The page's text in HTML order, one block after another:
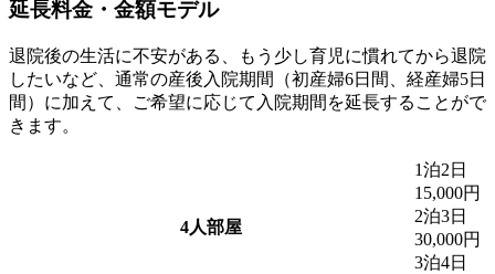
延長料金・金額モデル
退院後の⽣活に不安がある、もう少し育児に慣れてから退院
したいなど、通常の産後⼊院期間（初産婦6日間、経産婦5日
間）に加えて、ご希望に応じて⼊院期間を延⻑することがで
きます。
4人部屋
1泊2日
15,000円
2泊3日
30,000円
3泊4日